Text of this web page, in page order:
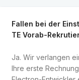
Fallen bei der
TE Vorab-
Ja. Wir verlangen
Ihre erste